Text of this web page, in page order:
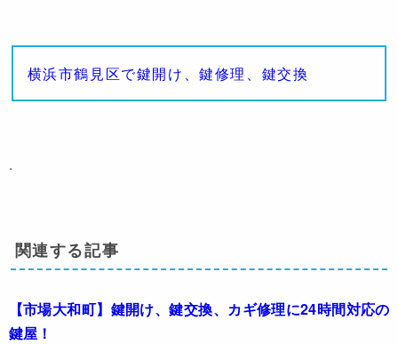
横浜市鶴見区で鍵開け、鍵修理、鍵交換
.
関連する記事
【市場大和町】鍵開け、鍵交換、カギ修理に24時間対応の
鍵屋！